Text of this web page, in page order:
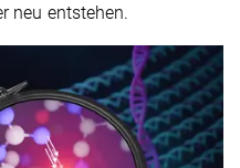
neu entstehen.